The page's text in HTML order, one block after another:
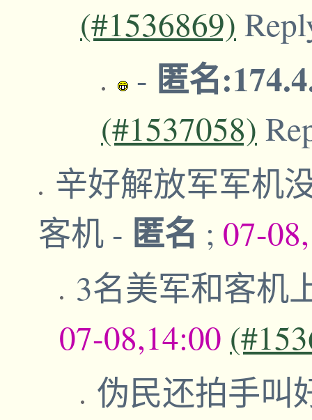
(#1536869)
- 匿名
(#1537058)
辛好解放军军机
客机 - 匿名 ; 07-
3名美军和客机
07-08,14:00
伪民还拍手叫